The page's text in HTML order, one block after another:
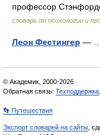
профессор
словарь по психологии и
Леон Фестингер —
© Академик, 2000-2026
Обратная связь: Техподдержка
👣 Путешествия
Экспорт словарей на сайты ,